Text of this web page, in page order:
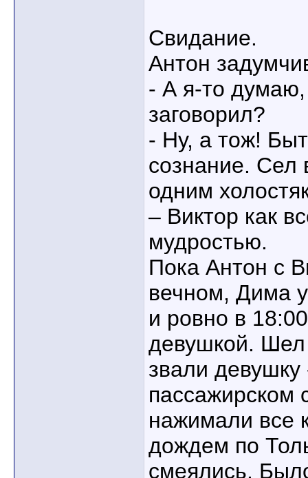
Свидание.
Антон
- А я-то
заговорил?
- Ну, а тож!
сознание.
одним
– Виктор как
мудростью.
Пока Антон с
вечном, Дима
и ровно в
девушкой. Шел
звали
пассажирском
нажимали все
дождем по
смеялись.